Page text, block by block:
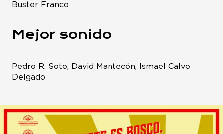
Buster Franco
Mejor sonido
Pedro R. Soto, David Mantecón, Ismael Calvo
Delgado